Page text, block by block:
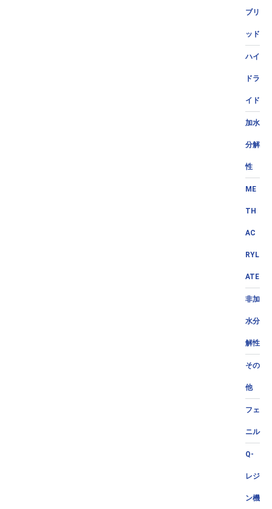
ブリ
ッド
ハイ
ドラ
イド
加水
分解
性
ME
TH
AC
RYL
ATE
非加
水分
解性
その
他
フェ
ニル
Q-
レジ
ン機